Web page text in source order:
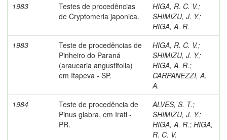
1983
Testes de procedências
de Cryptomeria japonica.
HIGA, R. C. V.;
SHIMIZU, J. Y.;
HIGA, A. R.
1983
Teste de procedências de
Pinheiro do Paraná
(araucaria angustifolia)
em Itapeva - SP.
HIGA, R. C. V.;
SHIMIZU, J. Y.;
HIGA, A. R.;
CARPANEZZI, A.
A.
1984
Teste de procedência de
Pinus glabra, em Irati -
PR.
ALVES, S. T.;
SHIMIZU, J. Y.;
HIGA, A. R.; HIGA,
R. C. V.